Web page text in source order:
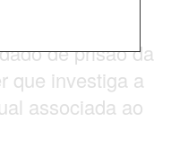
em
de prisão da
que investiga a
associada ao